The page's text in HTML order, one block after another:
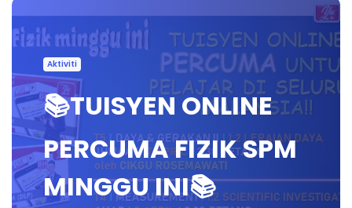
Aktiviti
📚TUISYEN ONLINE
PERCUMA FIZIK SPM
MINGGU INI📚